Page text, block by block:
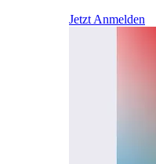
Jetzt Anmelden